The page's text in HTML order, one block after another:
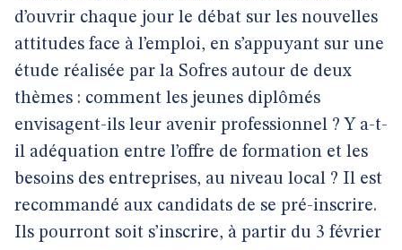
d’ouvrir chaque jour le débat sur les nouvelles
attitudes face à l’emploi, en s’appuyant sur une
étude réalisée par la Sofres autour de deux
thèmes : comment les jeunes diplômés
envisagent-ils leur avenir professionnel ? Y a-t-
il adéquation entre l’offre de formation et les
besoins des entreprises, au niveau local ? Il est
recommandé aux candidats de se pré-inscrire.
Ils pourront soit s’inscrire, à partir du 3 février